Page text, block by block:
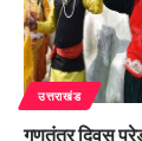
उत्तराखंड
गणतंत्र दिवस